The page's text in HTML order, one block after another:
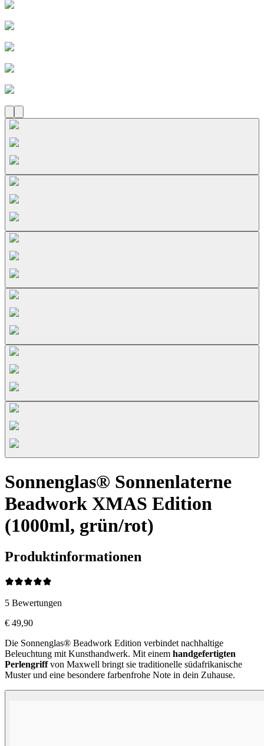
Sonnenglas® Sonnenlaterne
Beadwork XMAS Edition
(1000ml, grün/rot)
Produktinformationen
5 Bewertungen
€ 49,90
Die Sonnenglas® Beadwork Edition verbindet nachhaltige
Beleuchtung mit Kunsthandwerk. Mit einem handgefertigten
Perlengriffvon Maxwell bringt sie traditionelle südafrikanische
Muster und eine besondere farbenfrohe Note in dein Zuhause.
Perlen Farben